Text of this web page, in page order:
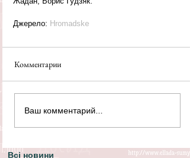
Джерело: Hromadske
Комментарии
Ваш комментарий...
Всі новини